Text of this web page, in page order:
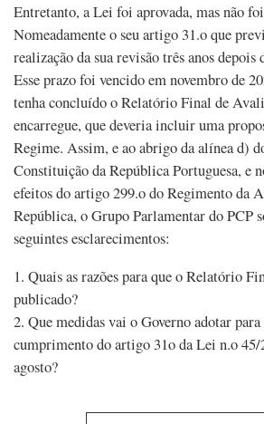
Entretanto, a Lei foi aprovada, mas não
Nomeadamente o seu artigo 31.o que
realização da sua revisão três anos
Esse prazo foi vencido em novembro de
tenha concluído o Relatório Final de
encarregue, que deveria incluir uma
Regime. Assim, e ao abrigo da alínea d)
Constituição da República Portuguesa, e
efeitos do artigo 299.o do Regimento da
República, o Grupo Parlamentar do PCP
seguintes esclarecimentos:
1. Quais as razões para que o Relatório
publicado?
2. Que medidas vai o Governo adotar
cumprimento do artigo 31o da Lei n.o 45/
agosto?